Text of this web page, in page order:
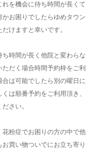
を機会に待ち時間が長くて
お困りでしたらゆめタウン
けますと幸いです。
時間が長く他院と変わらな
だく場合時間予約枠をご利
は可能でしたら別の曜日に
は順番予約をご利用頂き、
さい。
粉症でお困りの方の中で他
買い物ついでにお立ち寄り